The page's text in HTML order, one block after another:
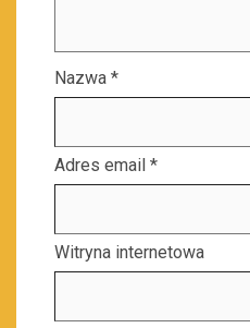
Nazwa *
Adres email *
Witryna internetowa